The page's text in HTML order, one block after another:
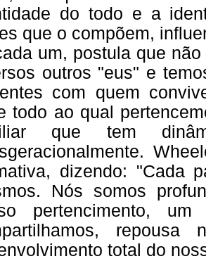
do todo e a
que o compõem,
um, postula que
outros "eus" e
com quem
todo ao qual
que tem
dizendo: "Cada
Nós somos
pertencimento,
total do